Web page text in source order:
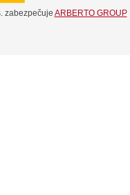
zabezpečuje ARBERTO GROUP